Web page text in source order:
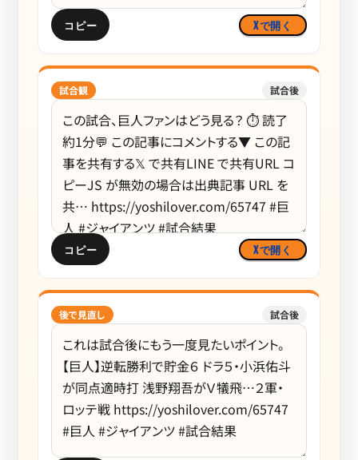
コピー Xで開く
試合観 試合後
コピー Xで開く
後で見直し 試合後